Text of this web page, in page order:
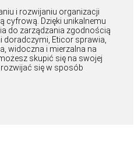
i rozwijaniu organizacji
cyfrową. Dzięki unikalnemu
do zarządzania zgodnością
doradczymi, Eticor sprawia,
widoczna i mierzalna na
skupić się na swojej
się w sposób